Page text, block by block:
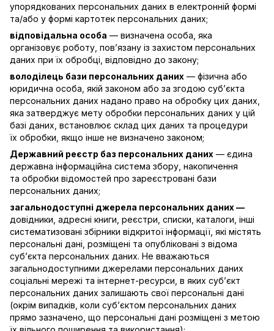
упорядкованих персональних даних в електронній формі
та/або у формі картотек персональних даних;
відповідальна особа — визначена особа, яка
організовує роботу, пов’язану із захистом персональних
даних при їх обробці, відповідно до закону;
володілець бази персональних даних — фізична або
юридична особа, якій законом або за згодою суб’єкта
персональних даних надано право на обробку цих даних,
яка затверджує мету обробки персональних даних у цій
базі даних, встановлює склад цих даних та процедури
їх обробки, якщо інше не визначено законом;
Державний реєстр баз персональних даних — єдина
державна інформаційна система збору, накопичення
та обробки відомостей про зареєстровані бази
персональних даних;
загальнодоступні джерела персональних даних —
довідники, адресні книги, реєстри, списки, каталоги, інші
систематизовані збірники відкритої інформації, які містять
персональні дані, розміщені та опубліковані з відома
суб’єкта персональних даних. Не вважаються
загальнодоступними джерелами персональних даних
соціальні мережі та інтернет-ресурси, в яких суб’єкт
персональних даних залишають свої персональні дані
(окрім випадків, коли суб’єктом персональних даних
прямо зазначено, що персональні дані розміщені з метою